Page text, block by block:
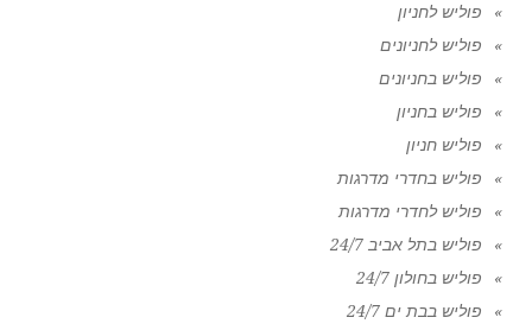
פוליש לחניון
פוליש לחניונים
פוליש בחניונים
פוליש בחניון
פוליש חניון
פוליש בחדרי מדרגות
פוליש לחדרי מדרגות
פוליש בתל אביב 24/7
פוליש בחולון 24/7
פוליש בבת ים 24/7